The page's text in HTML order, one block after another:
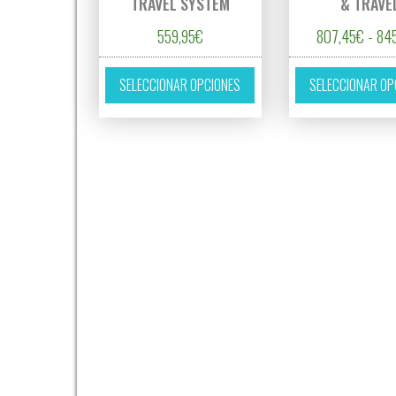
559,95€
SELECCIONAR OPCIONES
Este producto tiene
807,45€ -
SELECCIONAR